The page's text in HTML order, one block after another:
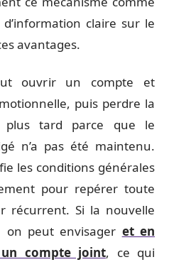
claire sur le
avantages.
ouvrir un compte et
puis perdre la
plus tard parce que le
n’a pas été maintenu.
les conditions générales
pour repérer toute
récurrent. Si la nouvelle
on peut envisager et en
compte joint, ce qui